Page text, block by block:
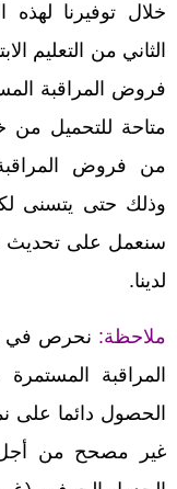
خلال توفيرنا لهذه
الثاني من التعليم
فروض المراقبة
متاحة للتحميل
من فروض
وذلك حتى يتسنى
سنعمل على تحديث
لدينا.
ملاحظة: نحرص في
المراقبة
الحصول دائما على
غير مصحح من أجل